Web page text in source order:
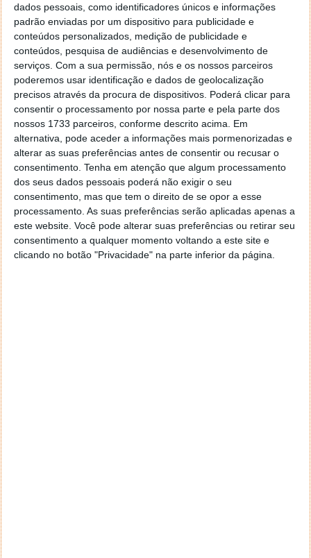
dados pessoais, como identificadores únicos e informações
padrão enviadas por um dispositivo para publicidade e
conteúdos personalizados, medição de publicidade e
conteúdos, pesquisa de audiências e desenvolvimento de
serviços. Com a sua permissão, nós e os nossos parceiros
poderemos usar identificação e dados de geolocalização
precisos através da procura de dispositivos. Poderá clicar para
consentir o processamento por nossa parte e pela parte dos
nossos 1733 parceiros, conforme descrito acima. Em
alternativa, pode aceder a informações mais pormenorizadas e
alterar as suas preferências antes de consentir ou recusar o
consentimento. Tenha em atenção que algum processamento
dos seus dados pessoais poderá não exigir o seu
consentimento, mas que tem o direito de se opor a esse
processamento. As suas preferências serão aplicadas apenas a
este website. Você pode alterar suas preferências ou retirar seu
consentimento a qualquer momento voltando a este site e
clicando no botão "Privacidade" na parte inferior da página.
How to push the button1,89 €(5 dias)
Night Survivor PRO1,69 € (6 dias)
Packs de ícones e personalizações